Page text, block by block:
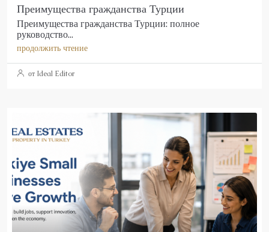
Преимущества гражданства Турции
Преимущества гражданства Турции: полное
руководство...
продолжить чтение
от Ideal Editor